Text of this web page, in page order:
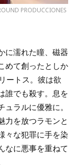
PRODUCCIONES
に濡れた瞳、磁器
めて創ったとしか
ートス。彼は欲
誰でも殺す。息を
ラルに優雅に。
力を放つラモンと
々な犯罪に手を染
なに悪事を重ねて